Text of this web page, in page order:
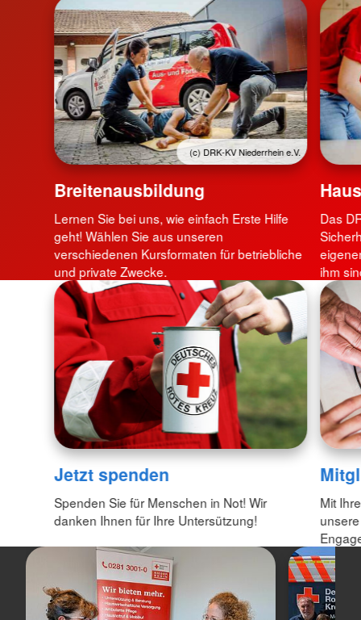
(c) DRK-KV Niederrhein e.V.
Breitenausbildung
Lernen Sie bei uns, wie einfach Erste Hilfe
geht! Wählen Sie aus unseren
verschiedenen Kursformaten für betriebliche
und private Zwecke.
Das
ihm
Jetzt spenden
Spenden Sie für Menschen in Not! Wir
danken Ihnen für Ihre Untersützung!
Mit